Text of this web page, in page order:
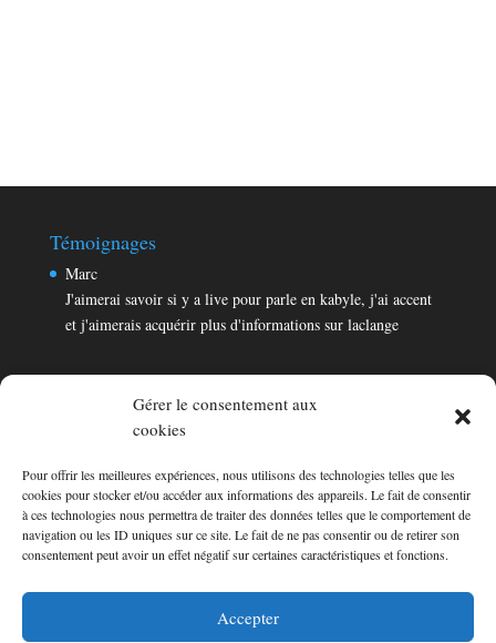
Gérer le consentement aux
cookies
Pour offrir les meilleures expériences, nous utilisons des technologies telles que les
cookies pour stocker et/ou accéder aux informations des appareils. Le fait de consentir
à ces technologies nous permettra de traiter des données telles que le comportement de
navigation ou les ID uniques sur ce site. Le fait de ne pas consentir ou de retirer son
consentement peut avoir un effet négatif sur certaines caractéristiques et fonctions.
Accepter
Témoignages
Marc
J'aimerai savoir si y a live pour parle en kabyle, j'ai accent
et j'aimerais acquérir plus d'informations sur laclange
Témoignages
Marc
J'aimerai savoir si y a live pour parle en kabyle, j'ai accent
et j'aimerais acquérir plus d'informations sur laclange
Consultez les témoignages